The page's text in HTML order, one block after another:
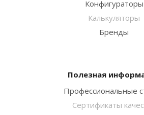
Конфигураторы
Калькуляторы
Бренды
Полезная
Профессиональные
Сертификаты